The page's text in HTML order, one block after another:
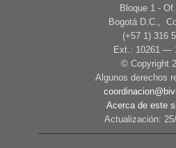
Bloque 1 -
Bogotá D.C.,
(+57 1) 316
Ext.: 10261 —
© Copyright
Algunos derechos
Acerca de este
Actualización: